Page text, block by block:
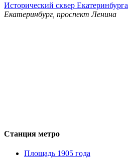
Исторический сквер Екатеринбурга
Екатеринбург, проспект Ленина
Станция метро
Площадь 1905 года